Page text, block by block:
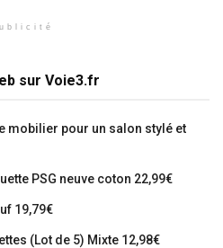
sur Voie3.fr
mobilier pour un salon stylé et
PSG neuve coton 22,99€
19,79€
(Lot de 5) Mixte 12,98€